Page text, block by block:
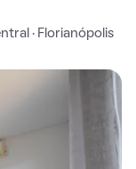
· Florianópolis